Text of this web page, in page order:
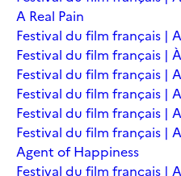
A Real Pain
Festival du film français |
Festival du film français |
Festival du film français |
Festival du film français |
Festival du film français |
Festival du film français |
Agent of Happiness
Festival du film français |